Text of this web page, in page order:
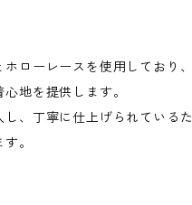
ローレースを使用しており、
地を提供します。
、丁寧に仕上げられているた
。